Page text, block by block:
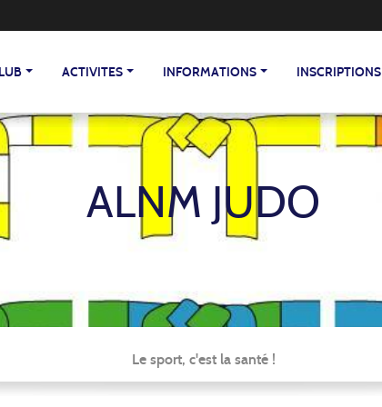
ACTIVITES INFORMATIONS INSCRIPTIONS
ALNM JUDO
Le sport, c'est la santé !